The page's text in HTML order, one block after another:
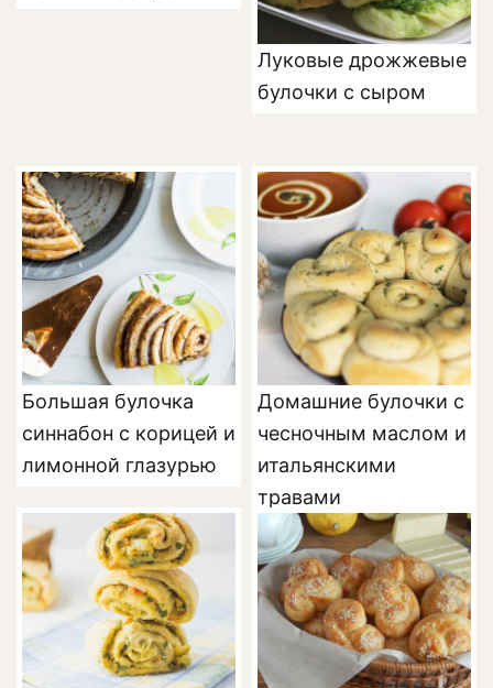
Луковые дрожжевые
булочки с сыром
Большая булочка
синнабон с корицей и
лимонной глазурью
Домашние булочки с
чесночным маслом и
итальянскими
травами